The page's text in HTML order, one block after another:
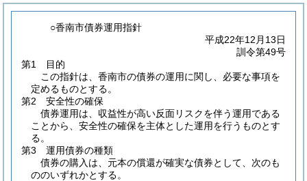
○香南市債券運用指針
平成22年12月13日
訓令第49号
第1 目的
この指針は、香南市の債券の運用に関し、必要な事項を
定めるものとする。
第2 安全性の確保
債券運用は、収益性が高い反面リスクを伴う運用である
ことから、安全性の確保を主体とした運用を行うものとす
る。
第3 運用債券の種類
債券の購入は、元本の償還が確実な債券として、次のも
ののいずれかとする。